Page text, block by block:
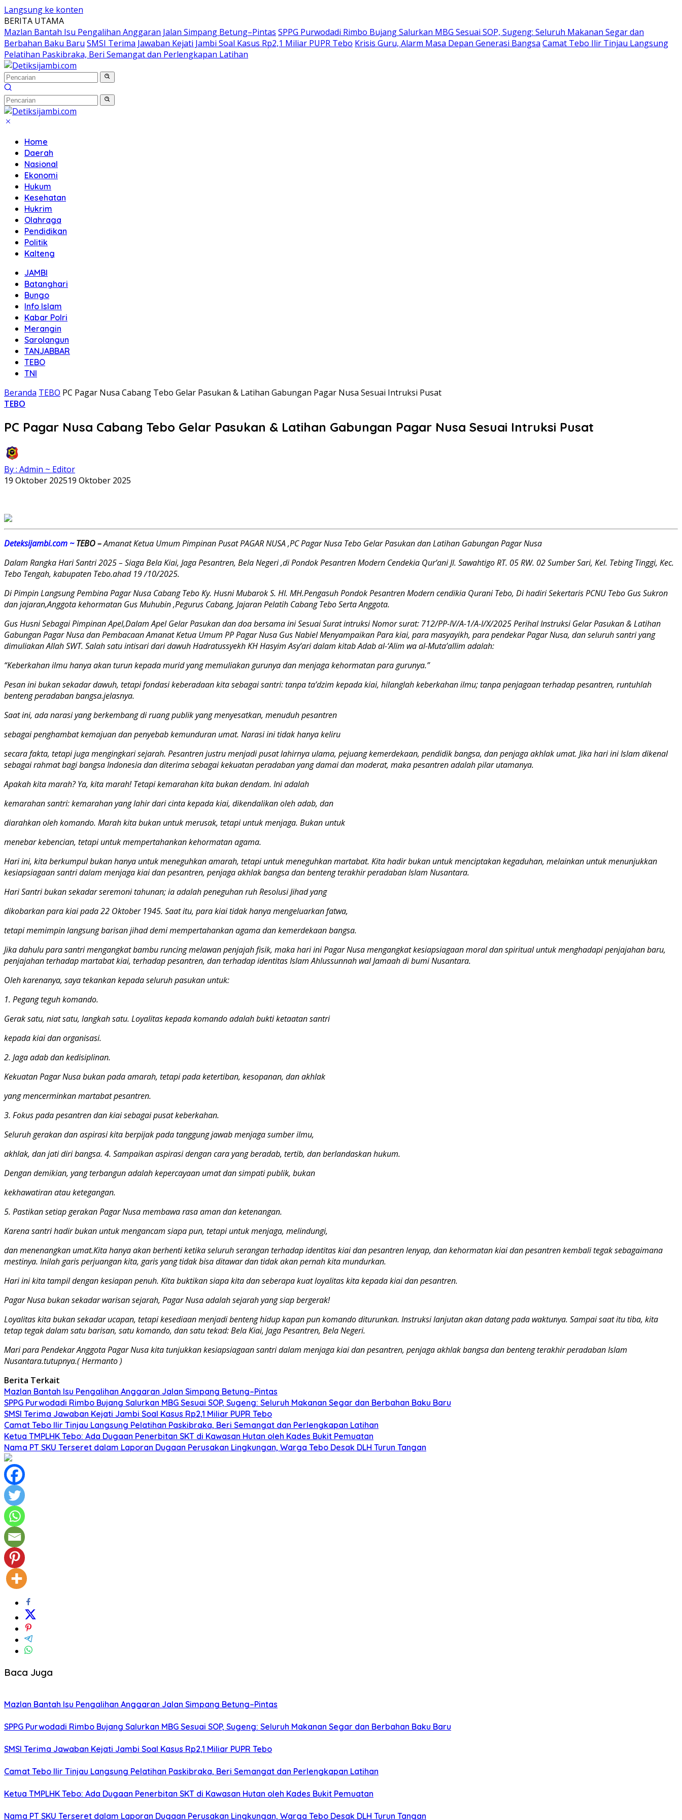
Langsung ke konten
BERITA UTAMA
Mazlan Bantah Isu Pengalihan Anggaran Jalan Simpang Betung–Pintas SPPG Purwodadi Rimbo Bujang Salurkan MBG Sesuai SOP, Sugeng: Seluruh Makanan Segar dan
Berbahan Baku Baru SMSI Terima Jawaban Kejati Jambi Soal Kasus Rp2,1 Miliar PUPR Tebo Krisis Guru, Alarm Masa Depan Generasi Bangsa Camat Tebo Ilir Tinjau Langsung
Pelatihan Paskibraka, Beri Semangat dan Perlengkapan Latihan
Home
Daerah
Nasional
Ekonomi
Hukum
Kesehatan
Hukrim
Olahraga
Pendidikan
Politik
Kalteng
JAMBI
Batanghari
Bungo
Info Islam
Kabar Polri
Merangin
Sarolangun
TANJABBAR
TEBO
TNI
Beranda TEBO PC Pagar Nusa Cabang Tebo Gelar Pasukan & Latihan Gabungan Pagar Nusa Sesuai Intruksi Pusat
TEBO
PC Pagar Nusa Cabang Tebo Gelar Pasukan & Latihan Gabungan Pagar Nusa Sesuai Intruksi Pusat
By : Admin ~ Editor
19 Oktober 202519 Oktober 2025
Deteksijambi.com ~ TEBO –Amanat Ketua Umum Pimpinan Pusat PAGAR NUSA ,PC Pagar Nusa Tebo Gelar Pasukan dan Latihan Gabungan Pagar Nusa
Dalam Rangka Hari Santri 2025 – Siaga Bela Kiai, Jaga Pesantren, Bela Negeri ,di Pondok Pesantren Modern Cendekia Qur’ani Jl. Sawahtigo RT. 05 RW. 02 Sumber Sari, Kel. Tebing Tinggi, Kec.
Tebo Tengah, kabupaten Tebo.ahad 19 /10/2025.
Di Pimpin Langsung Pembina Pagar Nusa Cabang Tebo Ky. Husni Mubarok S. HI. MH.Pengasuh Pondok Pesantren Modern cendikia Qurani Tebo, Di hadiri Sekertaris PCNU Tebo Gus Sukron
dan jajaran,Anggota kehormatan Gus Muhubin ,Pegurus Cabang, Jajaran Pelatih Cabang Tebo Serta Anggota.
Gus Husni Sebagai Pimpinan Apel,Dalam Apel Gelar Pasukan dan doa bersama ini Sesuai Surat intruksi Nomor surat: 712/PP-IV/A-1/A-I/X/2025 Perihal Instruksi Gelar Pasukan & Latihan
Gabungan Pagar Nusa dan Pembacaan Amanat Ketua Umum PP Pagar Nusa Gus Nabiel Menyampaikan Para kiai, para masyayikh, para pendekar Pagar Nusa, dan seluruh santri yang
dimuliakan Allah SWT. Salah satu intisari dari dawuh Hadratussyekh KH Hasyim Asy’ari dalam kitab Adab al-‘Alim wa al-Muta’allim adalah:
“Keberkahan ilmu hanya akan turun kepada murid yang memuliakan gurunya dan menjagakehormatan para gurunya.”
Pesan ini bukan sekadar dawuh, tetapi fondasi keberadaan kita sebagai santri: tanpa ta’dzim kepada kiai, hilanglah keberkahan ilmu; tanpa penjagaan terhadap pesantren, runtuhlah
benteng peradaban bangsa.jelasnya.
Saat ini, ada narasi yang berkembang di ruang publik yang menyesatkan, menuduh pesantren
sebagai penghambat kemajuan dan penyebab kemunduran umat. Narasi ini tidak hanya keliru
secara fakta, tetapi juga mengingkari sejarah. Pesantren justru menjadi pusat lahirnya ulama, pejuang kemerdekaan, pendidik bangsa, dan penjaga akhlak umat. Jika hari ini Islam dikenal
sebagai rahmat bagi bangsa Indonesia dan diterima sebagai kekuatan peradaban yang damai dan moderat, maka pesantren adalah pilar utamanya.
Apakah kita marah? Ya, kita marah! Tetapi kemarahan kita bukan dendam. Ini adalah
kemarahan santri: kemarahan yang lahir dari cinta kepada kiai, dikendalikan oleh adab, dan
diarahkan oleh komando. Marah kita bukan untuk merusak, tetapi untuk menjaga. Bukan untuk
menebar kebencian, tetapi untuk mempertahankan kehormatan agama.
Hari ini, kita berkumpul bukan hanya untuk meneguhkan amarah, tetapi untuk meneguhkan martabat. Kita hadir bukan untuk menciptakan kegaduhan, melainkan untuk menunjukkan
kesiapsiagaan santri dalam menjaga kiai dan pesantren, penjaga akhlak bangsa dan benteng terakhir peradaban Islam Nusantara.
Hari Santri bukan sekadar seremoni tahunan; ia adalah peneguhan ruh Resolusi Jihad yang
dikobarkan para kiai pada 22 Oktober 1945. Saat itu, para kiai tidak hanya mengeluarkan fatwa,
tetapi memimpin langsung barisan jihad demi mempertahankan agama dan kemerdekaan bangsa.
Jika dahulu para santri mengangkat bambu runcing melawan penjajah fisik, maka hari ini Pagar Nusa mengangkat kesiapsiagaan moral dan spiritual untuk menghadapi penjajahan baru,
penjajahan terhadap martabat kiai, terhadap pesantren, dan terhadap identitas Islam Ahlussunnah wal Jamaah di bumi Nusantara.
Oleh karenanya, saya tekankan kepada seluruh pasukan untuk:
1. Pegang teguh komando.
Gerak satu, niat satu, langkah satu. Loyalitas kepada komando adalah bukti ketaatan santri
kepada kiai dan organisasi.
2. Jaga adab dan kedisiplinan.
Kekuatan Pagar Nusa bukan pada amarah, tetapi pada ketertiban, kesopanan, dan akhlak
yang mencerminkan martabat pesantren.
3. Fokus pada pesantren dan kiai sebagai pusat keberkahan.
Seluruh gerakan dan aspirasi kita berpijak pada tanggung jawab menjaga sumber ilmu,
akhlak, dan jati diri bangsa. 4. Sampaikan aspirasi dengan cara yang beradab, tertib, dan berlandaskan hukum.
Dengan demikian, yang terbangun adalah kepercayaan umat dan simpati publik, bukan
kekhawatiran atau ketegangan.
5. Pastikan setiap gerakan Pagar Nusa membawa rasa aman dan ketenangan.
Karena santri hadir bukan untuk mengancam siapa pun, tetapi untuk menjaga, melindungi,
dan menenangkan umat.Kita hanya akan berhenti ketika seluruh serangan terhadap identitas kiai dan pesantren lenyap, dan kehormatan kiai dan pesantren kembali tegak sebagaimana
mestinya. Inilah garis perjuangan kita, garis yang tidak bisa ditawar dan tidak akan pernah kita mundurkan.
Hari ini kita tampil dengan kesiapan penuh. Kita buktikan siapa kita dan seberapa kuat loyalitas kita kepada kiai dan pesantren.
Pagar Nusa bukan sekadar warisan sejarah, Pagar Nusa adalah sejarah yang siap bergerak!
Loyalitas kita bukan sekadar ucapan, tetapi kesediaan menjadi benteng hidup kapan pun komando diturunkan. Instruksi lanjutan akan datang pada waktunya. Sampai saat itu tiba, kita
tetap tegak dalam satu barisan, satu komando, dan satu tekad: Bela Kiai, Jaga Pesantren, Bela Negeri.
Mari para Pendekar Anggota Pagar Nusa kita tunjukkan kesiapsiagaan santri dalam menjaga kiai dan pesantren, penjaga akhlak bangsa dan benteng terakhir peradaban Islam
Nusantara.tutupnya.( Hermanto )
Berita Terkait
Mazlan Bantah Isu Pengalihan Anggaran Jalan Simpang Betung–Pintas
SPPG Purwodadi Rimbo Bujang Salurkan MBG Sesuai SOP, Sugeng: Seluruh Makanan Segar dan Berbahan Baku Baru
SMSI Terima Jawaban Kejati Jambi Soal Kasus Rp2,1 Miliar PUPR Tebo
Camat Tebo Ilir Tinjau Langsung Pelatihan Paskibraka, Beri Semangat dan Perlengkapan Latihan
Ketua TMPLHK Tebo: Ada Dugaan Penerbitan SKT di Kawasan Hutan oleh Kades Bukit Pemuatan
Nama PT SKU Terseret dalam Laporan Dugaan Perusakan Lingkungan, Warga Tebo Desak DLH Turun Tangan
Baca Juga
Mazlan Bantah Isu Pengalihan Anggaran Jalan Simpang Betung–Pintas
SPPG Purwodadi Rimbo Bujang Salurkan MBG Sesuai SOP, Sugeng: Seluruh Makanan Segar dan Berbahan Baku Baru
SMSI Terima Jawaban Kejati Jambi Soal Kasus Rp2,1 Miliar PUPR Tebo
Camat Tebo Ilir Tinjau Langsung Pelatihan Paskibraka, Beri Semangat dan Perlengkapan Latihan
Ketua TMPLHK Tebo: Ada Dugaan Penerbitan SKT di Kawasan Hutan oleh Kades Bukit Pemuatan
Nama PT SKU Terseret dalam Laporan Dugaan Perusakan Lingkungan, Warga Tebo Desak DLH Turun Tangan